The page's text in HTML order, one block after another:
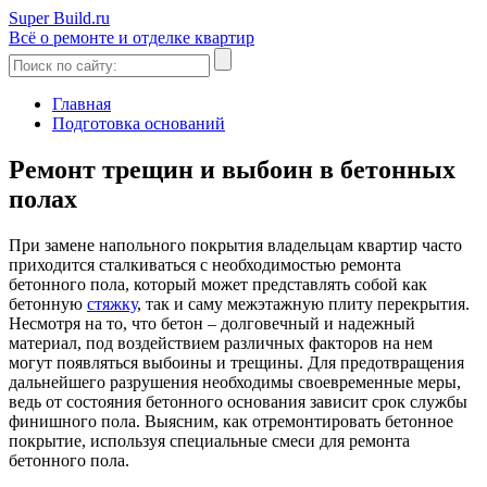
Super Build.ru
Всё о ремонте и отделке квартир
Главная
Подготовка оснований
Ремонт трещин и выбоин в бетонных
полах
При замене напольного покрытия владельцам квартир часто
приходится сталкиваться с необходимостью ремонта
бетонного пола, который может представлять собой как
бетонную стяжку, так и саму межэтажную плиту перекрытия.
Несмотря на то, что бетон – долговечный и надежный
материал, под воздействием различных факторов на нем
могут появляться выбоины и трещины. Для предотвращения
дальнейшего разрушения необходимы своевременные меры,
ведь от состояния бетонного основания зависит срок службы
финишного пола. Выясним, как отремонтировать бетонное
покрытие, используя специальные смеси для ремонта
бетонного пола.